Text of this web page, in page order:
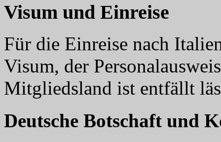
Visum und Einreise
Für die Einreise nach
Visum, der
Mitgliedsland ist entfällt
Deutsche Botschaft und